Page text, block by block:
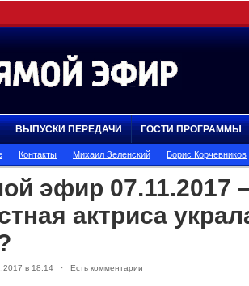
ВЫПУСКИ ПЕРЕДАЧИ ГОСТИ ПРОГРАММЫ
Контакты Михаил Зеленский Борис Корчевников
эфир 07.11.2017
актриса
в 18:14 · Есть комментарии